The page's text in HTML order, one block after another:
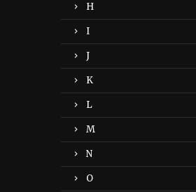
H
I
J
K
L
M
N
O